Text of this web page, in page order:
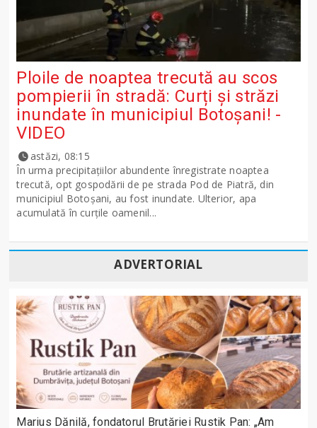
Ploile de noaptea trecută au scos
pompierii în stradă: Curți și străzi
inundate în municipiul Botoșani! -
VIDEO
astăzi, 08:15
În urma precipitațiilor abundente înregistrate noaptea
trecută, opt gospodării de pe strada Pod de Piatră, din
municipiul Botoșani, au fost inundate. Ulterior, apa
acumulată în curțile oamenil...
ADVERTORIAL
Marius Dănilă, fondatorul Brutăriei Rustik Pan: „Am